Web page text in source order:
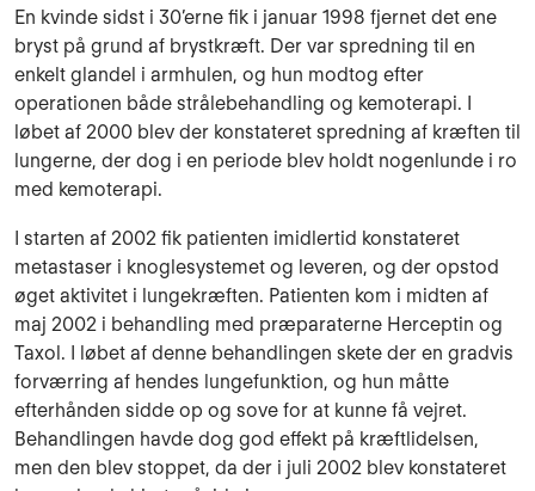
En kvinde sidst i 30’erne fik i januar 1998 fjernet det ene
bryst på grund af brystkræft. Der var spredning til en
enkelt glandel i armhulen, og hun modtog efter
operationen både strålebehandling og kemoterapi. I
løbet af 2000 blev der konstateret spredning af kræften til
lungerne, der dog i en periode blev holdt nogenlunde i ro
med kemoterapi.
I starten af 2002 fik patienten imidlertid konstateret
metastaser i knoglesystemet og leveren, og der opstod
øget aktivitet i lungekræften. Patienten kom i midten af
maj 2002 i behandling med præparaterne Herceptin og
Taxol. I løbet af denne behandlingen skete der en gradvis
forværring af hendes lungefunktion, og hun måtte
efterhånden sidde op og sove for at kunne få vejret.
Behandlingen havde dog god effekt på kræftlidelsen,
men den blev stoppet, da der i juli 2002 blev konstateret